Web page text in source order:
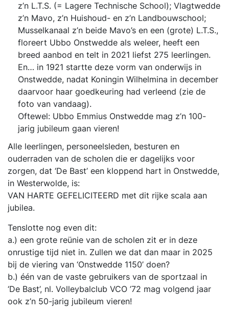
z’n L.T.S. (= Lagere Technische School); Vlagtwedde
z’n Mavo, z’n Huishoud- en z’n Landbouwschool;
Musselkanaal z’n beide Mavo’s en een (grote) L.T.S.,
floreert Ubbo Onstwedde als weleer, heeft een
breed aanbod en telt in 2021 liefst 275 leerlingen.
En… in 1921 startte deze vorm van onderwijs in
Onstwedde, nadat Koningin Wilhelmina in december
daarvoor haar goedkeuring had verleend (zie de
foto van vandaag).
Oftewel: Ubbo Emmius Onstwedde mag z’n 100-
jarig jubileum gaan vieren!
Alle leerlingen, personeelsleden, besturen en
ouderraden van de scholen die er dagelijks voor
zorgen, dat ‘De Bast’ een kloppend hart in Onstwedde,
in Westerwolde, is:
VAN HARTE GEFELICITEERD met dit rijke scala aan
jubilea.
Tenslotte nog even dit:
a.) een grote reünie van de scholen zit er in deze
onrustige tijd niet in. Zullen we dat dan maar in 2025
bij de viering van ‘Onstwedde 1150’ doen?
b.) één van de vaste gebruikers van de sportzaal in
‘De Bast’, nl. Volleybalclub VCO ’72 mag volgend jaar
ook z’n 50-jarig jubileum vieren!